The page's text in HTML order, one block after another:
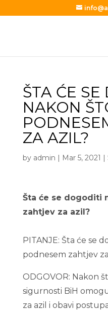
ŠTA ĆE
NAKON
ZA AZIL?
by admin | Mar 5, 2021 |
Šta će se dogoditi
zahtjev za azil?
PITANJE: Šta će se
podnesem zahtjev
ODGOVOR: Nakon
sigurnosti BiH
za azil i obavi